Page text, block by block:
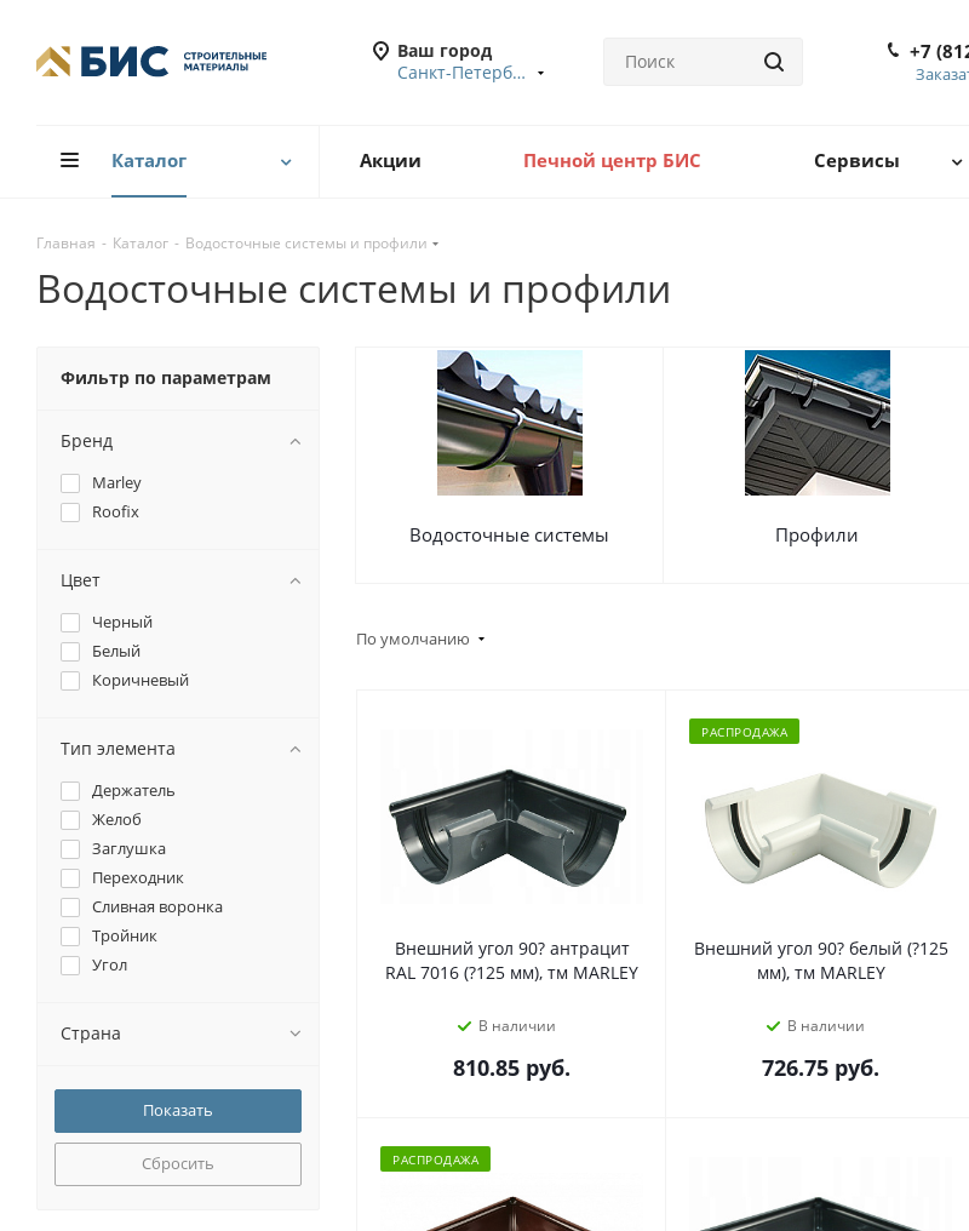
Ваш город
Санкт-Петербург
+7
Каталог Акции Печной центр БИС Сервисы
Главная - Каталог - Водосточные системы и профили
Водосточные системы и профили
Водосточные системы Профили
По умолчанию
Внешний угол 90? антрацит
RAL 7016 (?125 мм), тм MARLEY
В наличии
810.85 руб.
РАСПРОДАЖА
Внешний угол 90? белый (?125
мм), тм MARLEY
В наличии
726.75 руб.
РАСПРОДАЖА
Фильтр по параметрам
Бренд
Marley
Roofix
Цвет
Черный
Белый
Коричневый
Тип элемента
Держатель
Желоб
Заглушка
Переходник
Сливная воронка
Тройник
Угол
Страна
Сбросить